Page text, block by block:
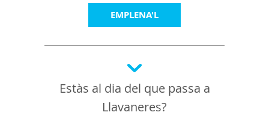
EMPLENA'L
Estàs al dia del que passa a
Llavaneres?